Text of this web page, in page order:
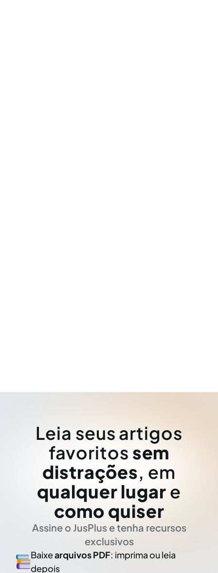
Leia seus artigos
favoritos sem
distrações, em
qualquer lugar e
como quiser
Assine o JusPlus e tenha recursos
exclusivos
Baixearquivos PDF: imprima ou leia
depois